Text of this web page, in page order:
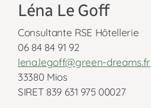
Léna Le Goff
Consultante RSE Hôtellerie
06 84 84 91 92
lena.legoff@green-dreams.fr
33380 Mios
SIRET 839 631 975 00027